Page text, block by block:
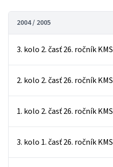
2004 / 2005
3. kolo 2. časť 26. ročník KMS
2. kolo 2. časť 26. ročník KMS
1. kolo 2. časť 26. ročník KMS
3. kolo 1. časť 26. ročník KMS